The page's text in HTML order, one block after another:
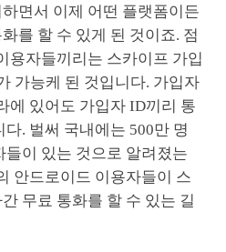
면서 이제 어떤 플랫폼이든
를 할 수 있게 된 것이죠. 점
용자들끼리는 스카이프 가입
가능케 된 것입니다. 가입자
에 있어도 가입자 ID끼리 통
. 벌써 국내에는 500만 명
이 있는 것으로 알려졌는
안드로이드 이용자들이 스
무료 통화를 할 수 있는 길